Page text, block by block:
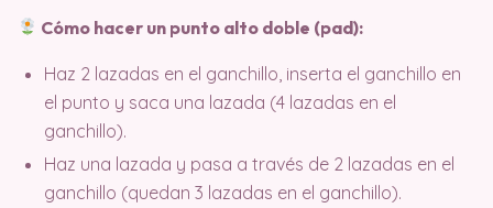
Cómo hacer un punto alto doble (pad):
Haz 2 lazadas en el ganchillo, inserta el ganchillo en
el punto y saca una lazada (4 lazadas en el
ganchillo).
Haz una lazada y pasa a través de 2 lazadas en el
ganchillo (quedan 3 lazadas en el ganchillo).